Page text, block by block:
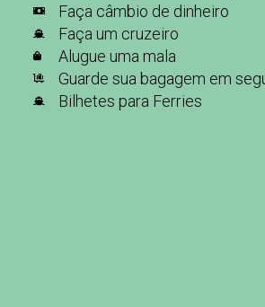
Faça câmbio de dinheiro
Faça um cruzeiro
Alugue uma mala
Guarde sua bagagem em
Bilhetes para Ferries